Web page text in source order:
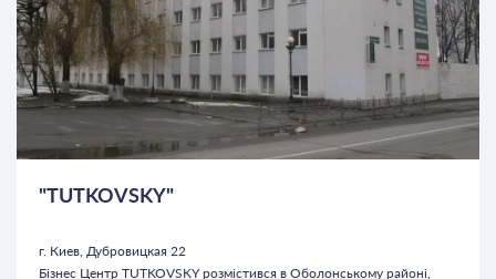
"TUTKOVSKY"
г. Киев, Дубровицкая 22
Бізнес Центр TUTKOVSKY розмістився в Оболонському районі,